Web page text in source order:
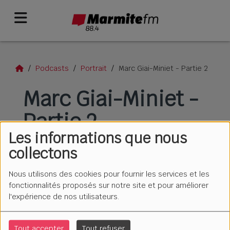
Les informations que nous
collectons
Nous utilisons des cookies pour fournir les services et les
fonctionnalités proposés sur notre site et pour améliorer
l'expérience de nos utilisateurs.
Podcasts Portrait Marc Giai-Miniet - Partie 2
Marc Giai-Miniet -
Partie 2